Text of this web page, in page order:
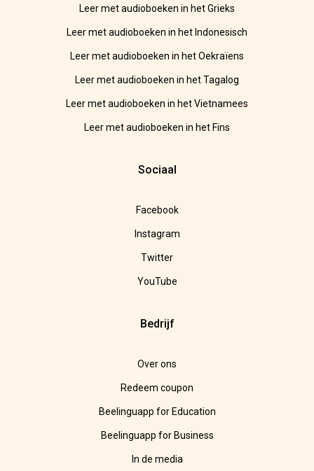
Leer met audioboeken in het Grieks
Leer met audioboeken in het Indonesisch
Leer met audioboeken in het Oekraïens
Leer met audioboeken in het Tagalog
Leer met audioboeken in het Vietnamees
Leer met audioboeken in het Fins
Sociaal
Facebook
Instagram
Twitter
YouTube
Bedrijf
Over ons
Redeem coupon
Beelinguapp for Education
Beelinguapp for Business
In de media